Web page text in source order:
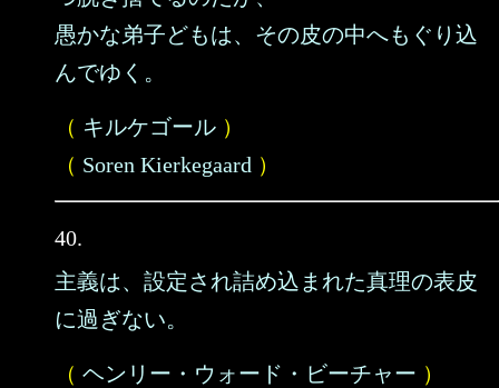
愚かな弟子どもは、その皮の中へもぐり込
んでゆく。
（ キルケゴール ）
（ Soren Kierkegaard ）
40.
主義は、設定され詰め込まれた真理の表皮
に過ぎない。
（ ヘンリー・ウォード・ビーチャー ）